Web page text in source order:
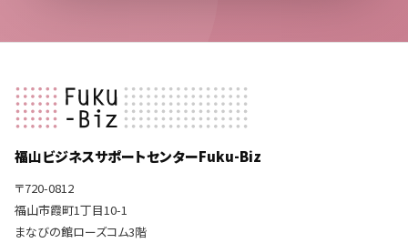
福山ビジネスサポートセンターFuku-Biz
〒720-0812
福山市霞町1丁目10-1
まなびの館ローズコム3階